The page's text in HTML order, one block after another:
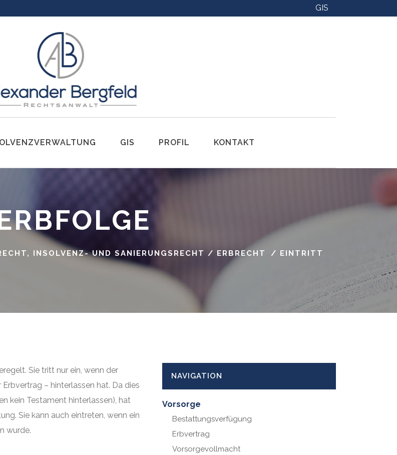
GIS
Gesetzliche Erbfolge
Erbschein
Erbengemeinschaft
GIS PROFIL KONTAKT
INSOLVENZ- UND SANIERUNGSRECHT / ERBRECHT / EINTRITT
Sie tritt nur ein, wenn der
– hinterlassen hat. Da dies
kein Testament hinterlassen), hat
Sie kann auch eintreten, wenn ein
wurde.
NAVIGATION
Vorsorge
Bestattungsverfügung
Erbvertrag
Vorsorgevollmacht